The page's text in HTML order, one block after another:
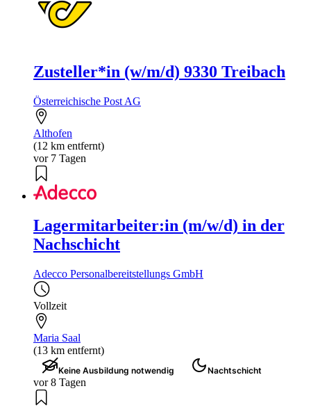
Zusteller*in (w/m/d) 9330 Treibach
Österreichische Post AG
Althofen
(12 km entfernt)
vor 7 Tagen
Lagermitarbeiter:in (m/w/d) in der
Nachschicht
Adecco Personalbereitstellungs GmbH
Vollzeit
Maria Saal
(13 km entfernt)
Keine Ausbildung notwendig Nachtschicht
vor 8 Tagen